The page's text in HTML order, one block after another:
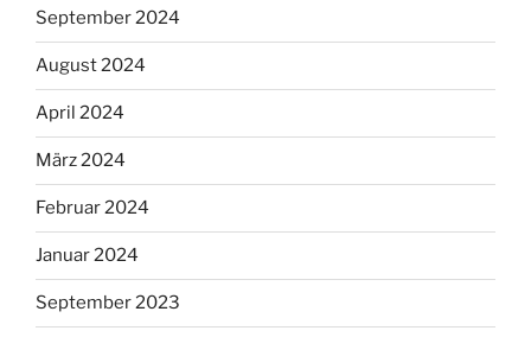
September 2024
August 2024
April 2024
März 2024
Februar 2024
Januar 2024
September 2023